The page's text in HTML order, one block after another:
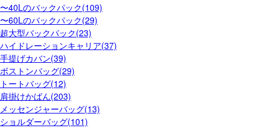
〜40Lのバックパック(109)
〜60Lのバックパック(29)
超大型バックパック(23)
ハイドレーションキャリア(37)
手提げカバン(39)
ボストンバッグ(29)
トートバッグ(12)
肩掛けかばん(203)
メッセンジャーバッグ(13)
ショルダーバッグ(101)